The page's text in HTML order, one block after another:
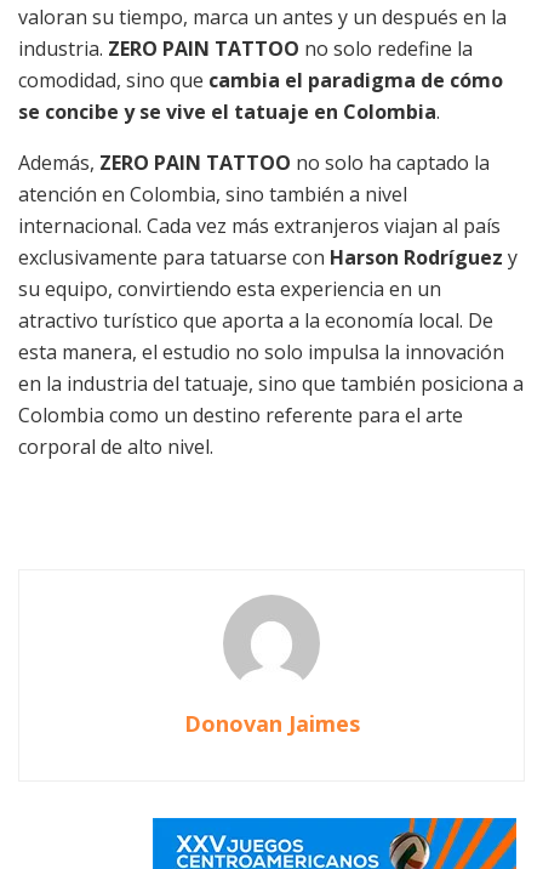
valoran su tiempo, marca un antes y un después en la
industria. ZERO PAIN TATTOO no solo redefine la
comodidad, sino que cambia el paradigma de cómo
se concibe y se vive el tatuaje en Colombia.
Además, ZERO PAIN TATTOO no solo ha captado la
atención en Colombia, sino también a nivel
internacional. Cada vez más extranjeros viajan al país
exclusivamente para tatuarse con Harson Rodríguez y
su equipo, convirtiendo esta experiencia en un
atractivo turístico que aporta a la economía local. De
esta manera, el estudio no solo impulsa la innovación
en la industria del tatuaje, sino que también posiciona a
Colombia como un destino referente para el arte
corporal de alto nivel.
Donovan Jaimes